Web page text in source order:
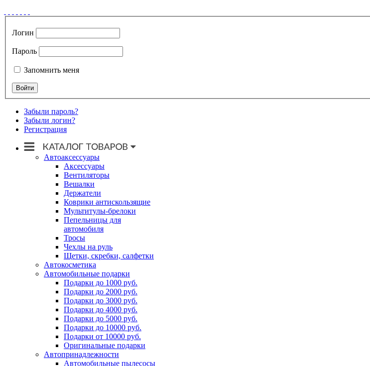
Логин
Пароль
Запомнить меня
Забыли пароль?
Забыли логин?
Регистрация
Автоаксессуары
Аксессуары
Вентиляторы
Вешалки
Держатели
Коврики антискользящие
Мультитулы-брелоки
Пепельницы для
автомобиля
Тросы
Чехлы на руль
Щетки, скребки, салфетки
Автокосметика
Автомобильные подарки
Подарки до 1000 руб.
Подарки до 2000 руб.
Подарки до 3000 руб.
Подарки до 4000 руб.
Подарки до 5000 руб.
Подарки до 10000 руб.
Подарки от 10000 руб.
Оригинальные подарки
Автопринадлежности
Автомобильные пылесосы